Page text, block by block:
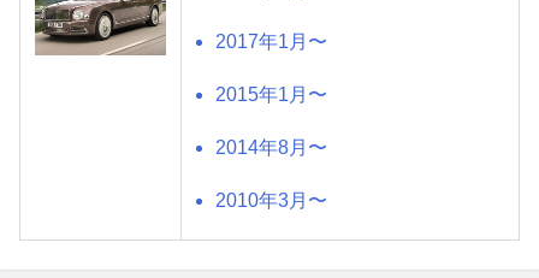
2017年1月〜
2015年1月〜
2014年8月〜
2010年3月〜